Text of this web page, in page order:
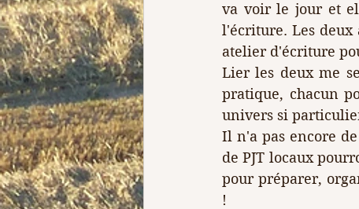
va voir le jour et
l'écriture. Les deux
atelier d'écriture
Lier les deux me
pratique, chacun
univers si
Il n'a pas encore
de PJT locaux
pour préparer,
!